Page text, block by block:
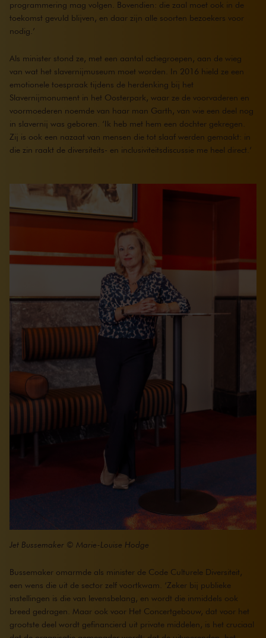
programmering mag volgen. Bovendien: die zaal moet ook in de
toekomst gevuld blijven, en daar zijn alle soorten bezoekers voor
nodig.’
Als minister stond ze, met een aantal actiegroepen, aan de wieg
van wat het slavernijmuseum moet worden. In 2016 hield ze een
emotionele toespraak tijdens de herdenking bij het
Slavernijmonument in het Oosterpark, waar ze de voorvaderen en
voormoederen noemde van haar man Garth, van wie een deel nog
in slavernij was geboren. ‘Ik heb met hem een dochter gekregen.
Zij is ook een nazaat van mensen die tot slaaf werden gemaakt: in
die zin raakt de diversiteits- en inclusiviteitsdiscussie me heel direct.’
Jet Bussemaker © Marie-Louise Hodge
Bussemaker omarmde als minister de Code Culturele Diversiteit,
een wens die uit de sector zelf voortkwam. ‘Zeker bij publieke
instellingen is die van levensbelang, en wordt die inmiddels ook
breed gedragen. Maar ook voor Het Concertgebouw, dat voor het
grootste deel wordt gefinancierd uit private middelen, is het cruciaal